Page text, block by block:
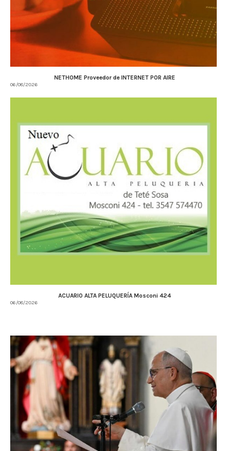
NETHOME Proveedor de INTERNET POR AIRE
06/08/2026
ACUARIO ALTA PELUQUERÍA Mosconi 424
06/08/2026